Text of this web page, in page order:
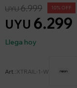
UYU 6.299
UYU6.999 10
Llega hoy
XTRAIL-1-W